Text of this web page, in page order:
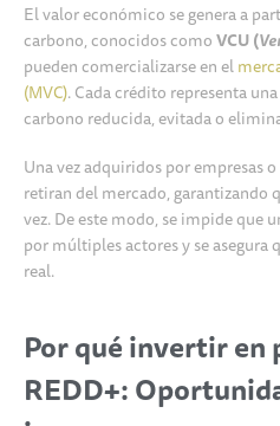
El valor económico se genera a
carbono, conocidos comoVCU (
pueden comercializarse en el
(MVC). Cada crédito representa
carbono reducida, evitada o
Una vez adquiridos por empresas
retiran del mercado, garantizando
vez. De este modo, se impide que
por múltiples actores y se
real.
Por qué invertir en
REDD+: